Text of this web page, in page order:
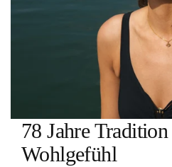
78 Jahre
Wohlgefühl